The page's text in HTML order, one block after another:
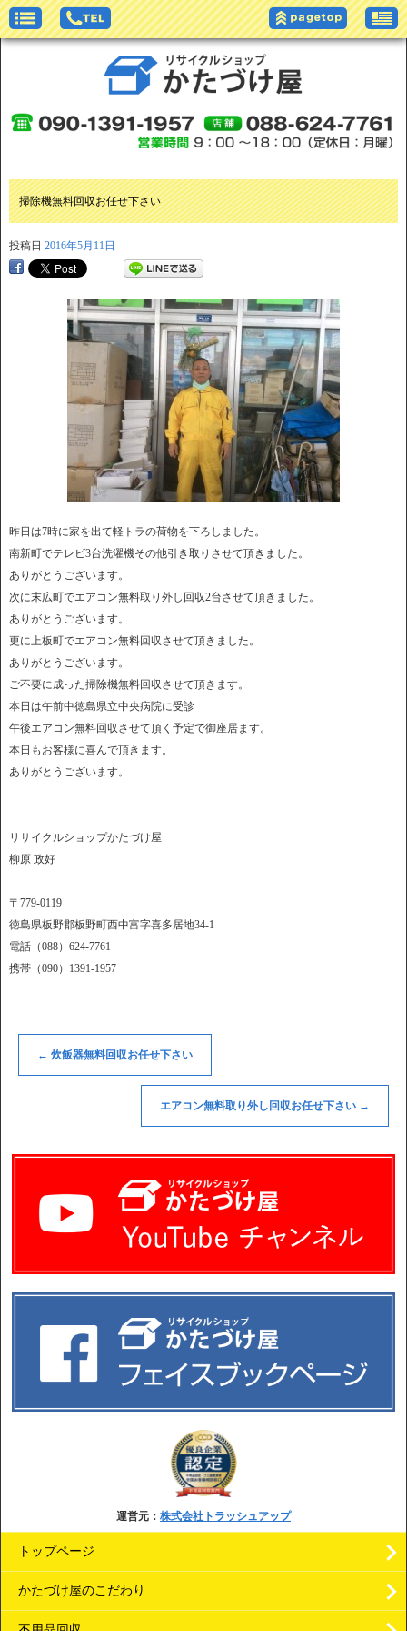
掃除機無料回収お任せ下さい
投稿日 2016年5月11日
昨日は7時に家を出て軽トラの荷物を下ろしました。
南新町でテレビ3台洗濯機その他引き取りさせて頂きました。
ありがとうございます。
次に末広町でエアコン無料取り外し回収2台させて頂きました。
ありがとうございます。
更に上板町でエアコン無料回収させて頂きました。
ありがとうございます。
ご不要に成った掃除機無料回収させて頂きます。
本日は午前中徳島県立中央病院に受診
午後エアコン無料回収させて頂く予定で御座居ます。
本日もお客様に喜んで頂きます。
ありがとうございます。
リサイクルショップかたづけ屋
柳原 政好
〒779-0119
徳島県板野郡板野町西中富字喜多居地34-1
電話（088）624-7761
携帯（090）1391-1957
← 炊飯器無料回収お任せ下さい
エアコン無料取り外し回収お任せ下さい →
運営元： 株式会社トラッシュアップ
トップページ
かたづけ屋のこだわり